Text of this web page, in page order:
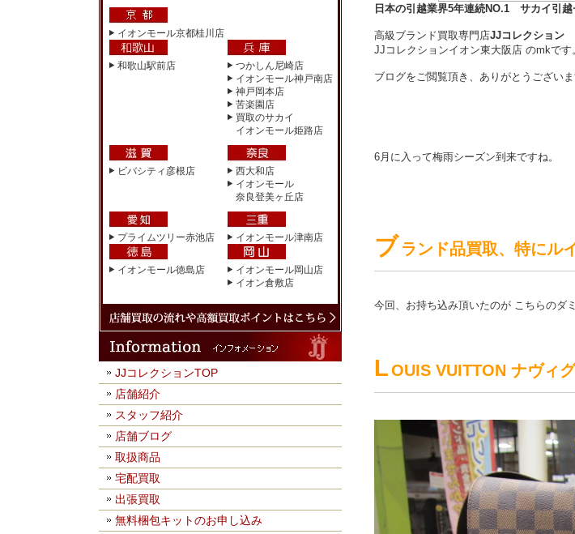
イオンモール京都桂川店
和歌山駅前店
つかしん尼崎店
イオンモール神戸南店
神戸岡本店
苦楽園店
買取のサカイ
イオンモール姫路店
ビバシティ彦根店
西大和店
イオンモール
奈良登美ヶ丘店
プライムツリー赤池店 イオンモール津南店
イオンモール徳島店
イオンモール岡山店
イオン倉敷店
JJコレクションTOP
店舗紹介
スタッフ紹介
店舗ブログ
取扱商品
宅配買取
出張買取
無料梱包キットのお申し込み
日本の引越業界5年連続NO.1 サカイ引越
高級ブランド買取専門店JJコレクション
JJコレクションイオン東大阪店 のmkです
ブログをご閲覧頂き、ありがとうございま
6月に入って梅雨シーズン到来ですね。
ブ ランド品買取、特にル
今回、お持ち込み頂いたのが こちらのダ
LOUIS VUITTON ナヴィ